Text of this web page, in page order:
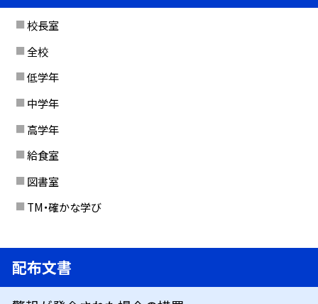
校長室
全校
低学年
中学年
高学年
給食室
図書室
TM・確かな学び
配布文書